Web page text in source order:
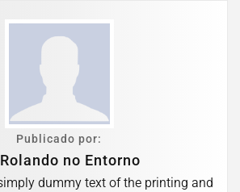
Publicado por:
no Entorno
dummy text of the printing and